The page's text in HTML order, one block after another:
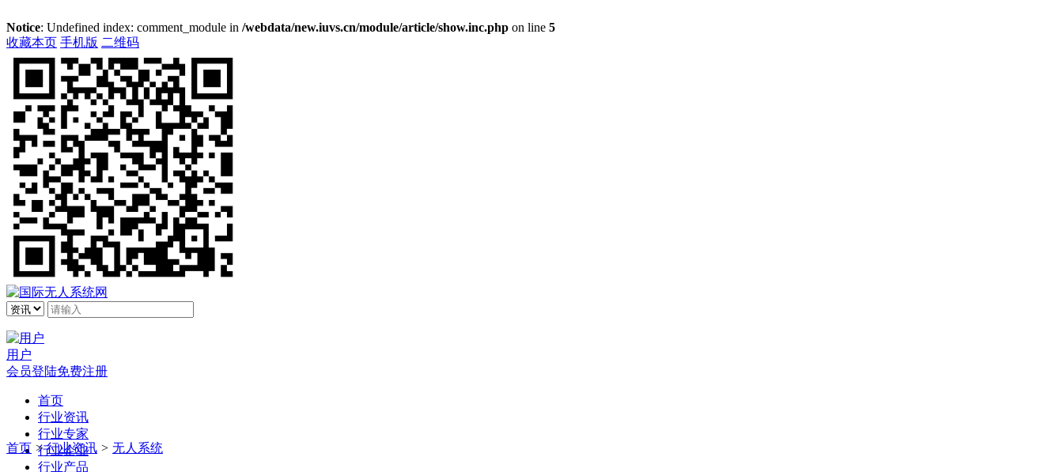
Notice: Undefined index: comment_module in /webdata/new.iuvs.cn/module/article/show.inc.php on line 5
收藏本页 手机版 二维码
用户
会员登陆免费注册
首页
行业资讯
行业专家
行业企业
行业产品
首页 > 行业资讯 > 无人系统